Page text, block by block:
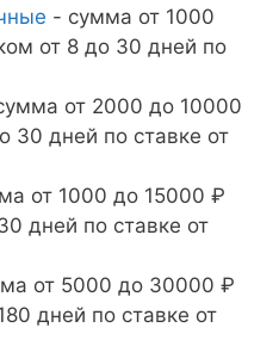
- сумма от 1000
от 8 до 30 дней по
от 2000 до 10000
30 дней по ставке от
от 1000 до 15000 ₽
дней по ставке от
от 5000 до 30000 ₽
дней по ставке от